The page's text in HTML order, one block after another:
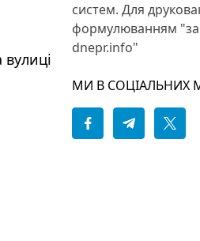
систем. Для
формулюванням "за
dnepr.info"
МИ В СОЦІАЛЬНИХ